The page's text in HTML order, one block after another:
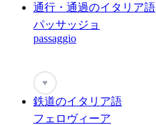
通行・通過のイタリア語
パッサッジョ
passaggio
♥
鉄道のイタリア語
フェロヴィーア